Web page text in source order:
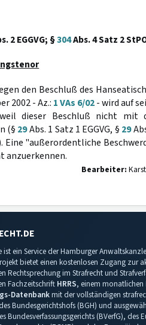
2 EGGVG; §304Abs. 4 Satz 2
den Beschluß des
2002 - Az.: 1 VAs 6/02- wird auf
dieser Beschluß nicht mit
(§ 29Abs. 1 Satz 1 EGGVG, § 29
Eine "außerordentliche
anzuerkennen.
Bearbeiter:
ist ein Service der Hamburger
bietet einen kostenlosen Zugang zur
Rechtsprechung im Strafrecht und
Fachzeitschrift HRRS, einem monatlichen
Datenbankmit der vollständigen
Bundesgerichtshofs (BGH) und
Bundesverfassungsgerichts (BVerfG), des